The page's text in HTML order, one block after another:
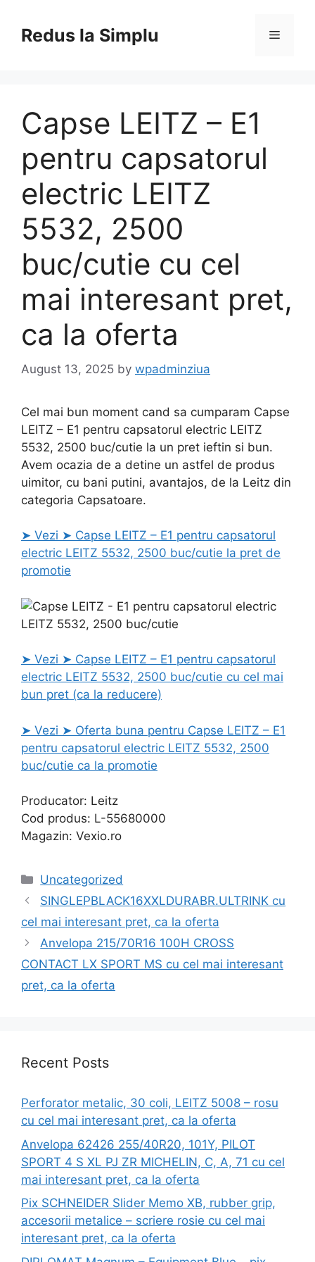
contentRedus la Simplu Menu
Capse LEITZ – E1
pentru capsatorul
electric LEITZ
5532, 2500
buc/cutie cu cel
mai interesant pret,
ca la oferta
August 13, 2025 by wpadminziua
Cel mai bun moment cand sa cumparam Capse
LEITZ – E1 pentru capsatorul electric LEITZ
5532, 2500 buc/cutie la un pret ieftin si bun.
Avem ocazia de a detine un astfel de produs
uimitor, cu bani putini, avantajos, de la Leitz din
categoria Capsatoare.
➤ Vezi ➤ Capse LEITZ – E1 pentru capsatorul
electric LEITZ 5532, 2500 buc/cutie la pret de
promotie
➤ Vezi ➤ Capse LEITZ – E1 pentru capsatorul
electric LEITZ 5532, 2500 buc/cutie cu cel mai
bun pret (ca la reducere)
➤ Vezi ➤ Oferta buna pentru Capse LEITZ – E1
pentru capsatorul electric LEITZ 5532, 2500
buc/cutie ca la promotie
Producator: Leitz
Cod produs: L-55680000
Magazin: Vexio.ro
Categories
Uncategorized
SINGLEPBLACK16XXLDURABR.ULTRINK cu
cel mai interesant pret, ca la oferta
Anvelopa 215/70R16 100H CROSS
CONTACT LX SPORT MS cu cel mai interesant
pret, ca la oferta
Recent Posts
Perforator metalic, 30 coli, LEITZ 5008 – rosu
cu cel mai interesant pret, ca la oferta
Anvelopa 62426 255/40R20, 101Y, PILOT
SPORT 4 S XL PJ ZR MICHELIN, C, A, 71 cu cel
mai interesant pret, ca la oferta
Pix SCHNEIDER Slider Memo XB, rubber grip,
accesorii metalice – scriere rosie cu cel mai
interesant pret, ca la oferta